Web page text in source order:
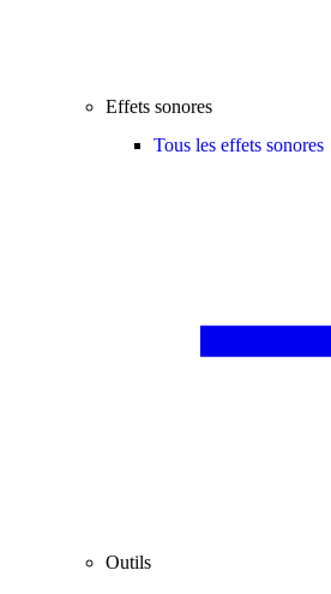
Effets sonores
Tous les effets sonores
Outils